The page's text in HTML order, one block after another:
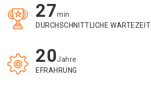
27min
DURCHSCHNITTLICHE WARTEZEIT
20Jahre
EFRAHRUNG